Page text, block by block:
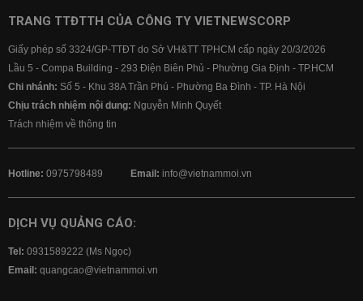
TRANG TTĐTTH CỦA CÔNG TY VIETNEWSCORP
Giấy phép số 3324/GP-TTĐT do Sở VH&TT TPHCM cấp ngày 20/3/2026
Lầu 5 - Compa Building - 293 Điện Biên Phủ - Phường Gia Định - TP.HCM
Chi nhánh: Số 5 - Khu 38A Trần Phú - Phường Ba Đình - TP. Hà Nội
Chịu trách nhiệm nội dung: Nguyễn Minh Quyết
Trách nhiệm về thông tin
Hotline: 0975798489 Email: info@vietnammoi.vn
DỊCH VỤ QUẢNG CÁO:
Tel: 0931589222 (Ms Ngọc)
Email: quangcao@vietnammoi.vn